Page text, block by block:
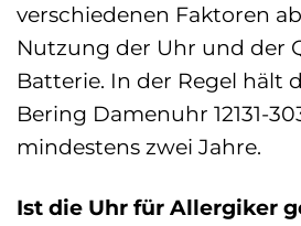
verschiedenen Faktoren
Nutzung der Uhr und der
Batterie. In der Regel hält
Bering Damenuhr 12131-
mindestens zwei Jahre.
Ist die Uhr für Allergiker